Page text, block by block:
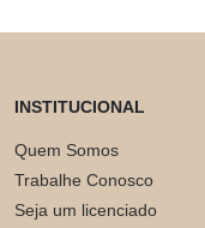
INSTITUCIONAL
Quem Somos
Trabalhe Conosco
Seja um licenciado